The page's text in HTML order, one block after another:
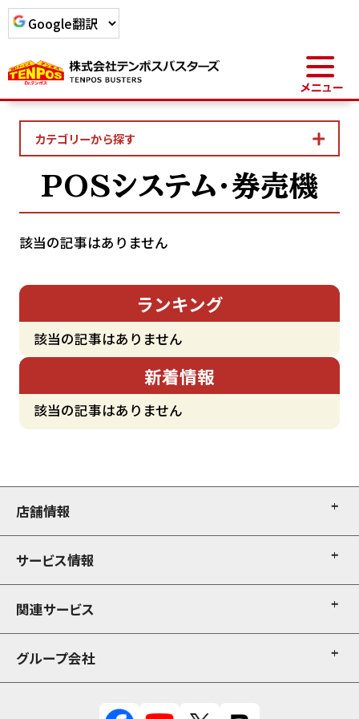
カテゴリーから探す
ランキング
該当の記事はありません
新着情報
該当の記事はありません
POSシステム・券売機
該当の記事はありません
店舗情報
店舗一覧
サービス情報
厨房機器販売
関連サービス
厨房機器販売
グループ会社
テンポスドットコム